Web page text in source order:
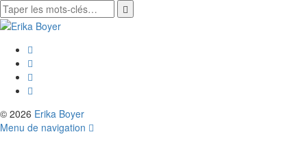
© 2026 Erika Boyer
Menu de navigation